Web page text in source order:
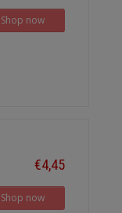
Shop now
€4,45
Shop now